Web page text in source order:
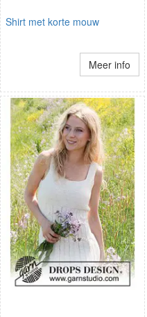
Shirt met korte mouw
Meer info